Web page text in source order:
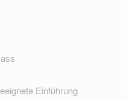
Einführung